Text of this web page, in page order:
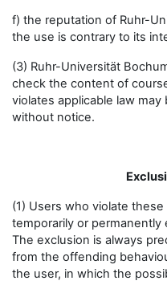
f) the reputation of Ruhr-
the use is contrary to its
(3) Ruhr-Universität
check the content of
violates applicable law
without notice.
(1) Users who violate
temporarily or permanently
The exclusion is always
from the offending
the user, in which the